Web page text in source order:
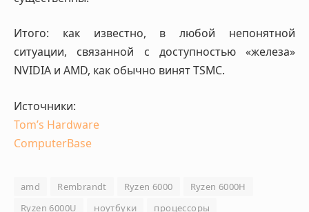
Итого: как известно, в любой непонятной
ситуации, связанной с доступностью «железа»
NVIDIA и AMD, как обычно винят TSMC.
Источники:
Tom’s Hardware
ComputerBase
amd Rembrandt Ryzen 6000
Ryzen 6000H
Ryzen 6000U
ноутбуки процессоры